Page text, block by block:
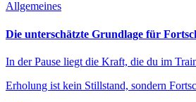
Allgemeines
Die unterschätzte Grundlage für
In der Pause liegt die Kraft, die du im
Erholung ist kein Stillstand, sondern